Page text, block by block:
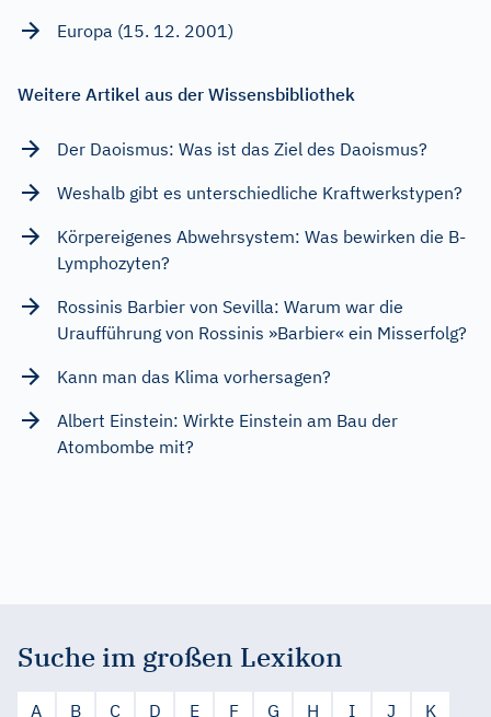
Europa (15. 12. 2001)
Weitere Artikel aus der Wissensbibliothek
Der Daoismus: Was ist das Ziel des Daoismus?
Weshalb gibt es unterschiedliche Kraftwerkstypen?
Körpereigenes Abwehrsystem: Was bewirken die B-
Lymphozyten?
Rossinis Barbier von Sevilla: Warum war die
Uraufführung von Rossinis »Barbier« ein Misserfolg?
Kann man das Klima vorhersagen?
Albert Einstein: Wirkte Einstein am Bau der
Atombombe mit?
Suche im großen Lexikon
A B C D E F G H I J
K